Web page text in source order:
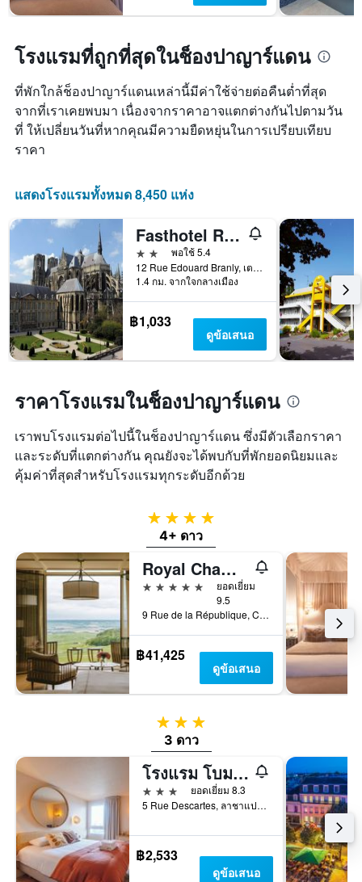
โรงแรมที่ถูกที่สุดในช็องปาญาร์แดน
ที่พักใกล้ช็องปาญาร์แดนเหล่านี้มีค่าใช้จ่ายต่อคืนต่ำที่สุด
จากที่เราเคยพบมา เนื่องจากราคาอาจแตกต่างกันไปตามวัน
ที่ ให้เปลี่ยนวันที่หากคุณมีความยืดหยุ่นในการเปรียบเทียบ
ราคา
แสดงโรงแรมทั้งหมด 8,450 แห่ง
Fasthotel Reims Est - Taissy
2 ดาว
พอใช้ 5.4
12 Rue Edouard Branly, เตสซี, มาร์น, ฝรั่งเศส
1.4 กม. จากใจกลางเมือง
฿1,033
ดูข้อเสนอ
ราคาโรงแรมในช็องปาญาร์แดน
เราพบโรงแรมต่อไปนี้ในช็องปาญาร์แดน ซึ่งมีตัวเลือกราคา
และระดับที่แตกต่างกัน คุณยังจะได้พบกับที่พักยอดนิยมและ
คุ้มค่าที่สุดสำหรับโรงแรมทุกระดับอีกด้วย
4 ดาว
4+ ดาว
Royal Champagne Hôtel & Spa
5 ดาว
ยอดเยี่ยม
9.5
9 Rue de la République, Champillon, มาร์น, ฝรั่งเศส
฿41,425
ดูข้อเสนอ
3 ดาว
3 ดาว
โรงแรม โบมา ทรัวส์
3 ดาว
ยอดเยี่ยม 8.3
5 Rue Descartes, ลาชาแปล-แซงต์-ลุค, โอบ, ฝรั่งเศส
฿2,533
ดูข้อเสนอ